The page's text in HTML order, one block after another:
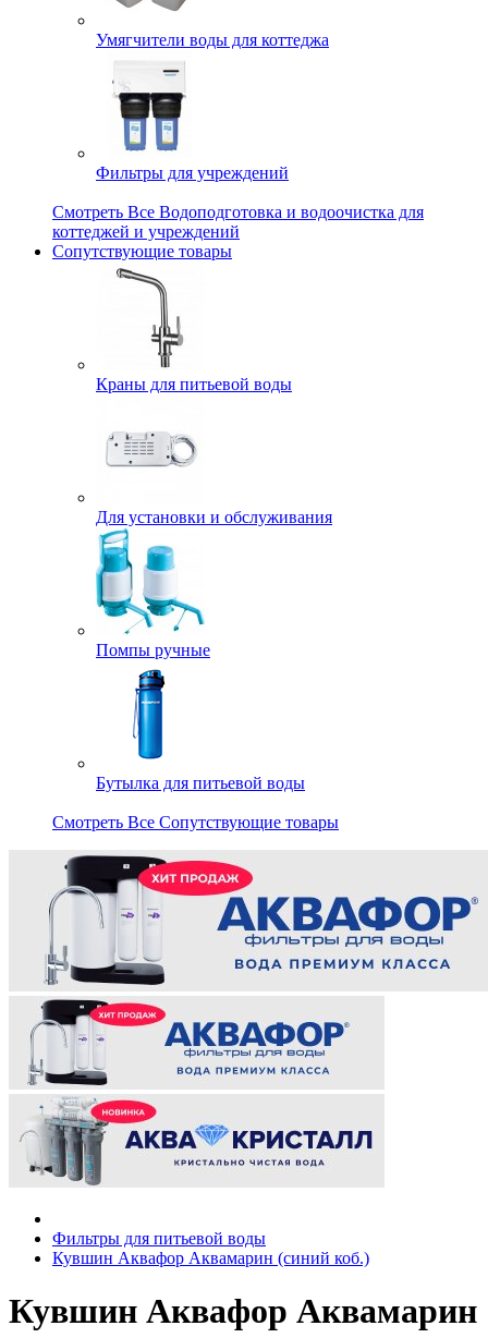
Умягчители воды для коттеджа
Фильтры для учреждений
Смотреть Все Водоподготовка и водоочистка для
коттеджей и учреждений
Сопутствующие товары
Краны для питьевой воды
Для установки и обслуживания
Помпы ручные
Бутылка для питьевой воды
Смотреть Все Сопутствующие товары
Фильтры для питьевой воды
Кувшин Аквафор Аквамарин (синий коб.)
Кувшин Аквафор Аквамарин